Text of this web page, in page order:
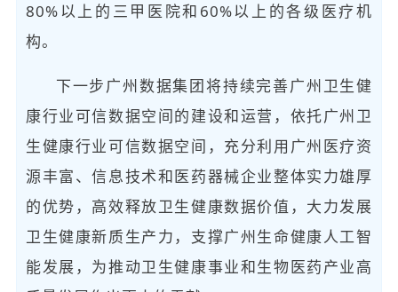
80%以上的三甲医院和60%以上的各级医疗机
构。
下一步广州数据集团将持续完善广州卫生健
康行业可信数据空间的建设和运营，依托广州卫
生健康行业可信数据空间，充分利用广州医疗资
源丰富、信息技术和医药器械企业整体实力雄厚
的优势，高效释放卫生健康数据价值，大力发展
卫生健康新质生产力，支撑广州生命健康人工智
能发展，为推动卫生健康事业和生物医药产业高